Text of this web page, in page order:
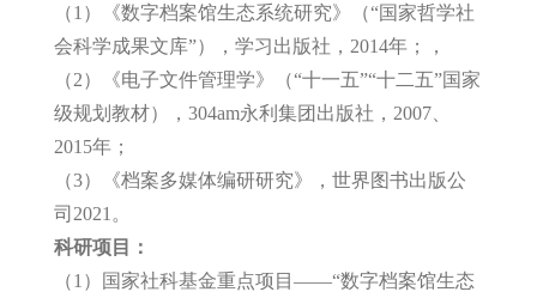
（1）《数字档案馆生态系统研究》（“国家哲学社
会科学成果文库”），学习出版社，2014年；，
（2）《电子文件管理学》（“十一五”“十二五”国家
级规划教材），304am永利集团出版社，2007、
2015年；
（3）《档案多媒体编研研究》，世界图书出版公
司2021。
科研项目：
（1）国家社科基金重点项目——“数字档案馆生态